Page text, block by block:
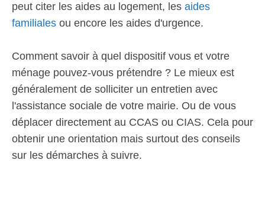
peut citer les aides au logement, les aides
familiales ou encore les aides d'urgence.
Comment savoir à quel dispositif vous et votre
ménage pouvez-vous prétendre ? Le mieux est
généralement de solliciter un entretien avec
l'assistance sociale de votre mairie. Ou de vous
déplacer directement au CCAS ou CIAS. Cela pour
obtenir une orientation mais surtout des conseils
sur les démarches à suivre.